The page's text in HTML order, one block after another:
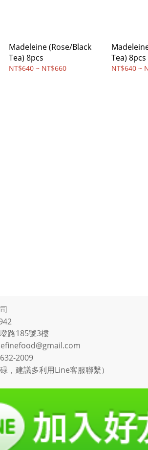
Madeleine (Rose/Black
Tea) 8pcs
NT$640 ~ NT$660
Tea) 8pcs
NT$640 ~
路185號3樓
2009
，建議多利用Line客服聯繫）